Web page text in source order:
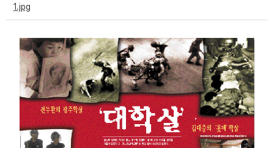
1.jpg
미디어자료
카드뉴스
부설기관
업무